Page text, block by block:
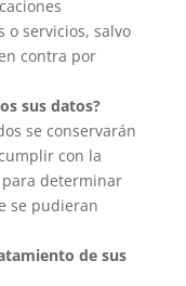
o servicios, salvo
contra por
sus datos?
se conservarán
con la
determinar
se pudieran
de sus